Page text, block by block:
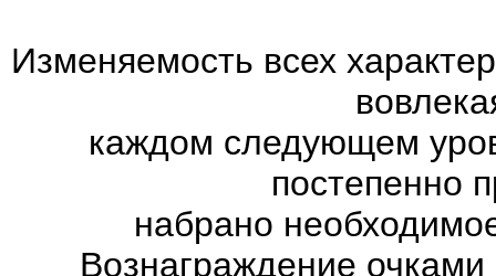
Изменяемость всех
каждом следующем
постепенно
набрано
Вознаграждение